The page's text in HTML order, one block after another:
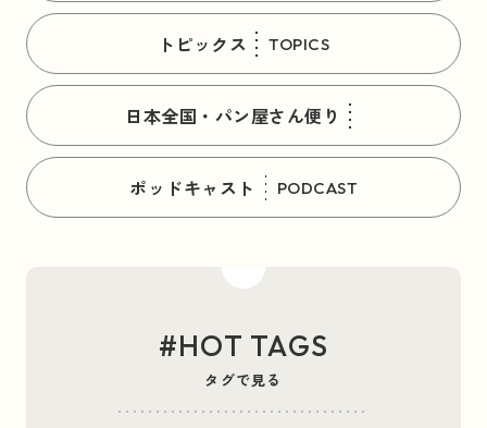
トピックス TOPICS
日本全国・パン屋さん便り
ポッドキャスト PODCAST
#HOT TAGS
タグで見る